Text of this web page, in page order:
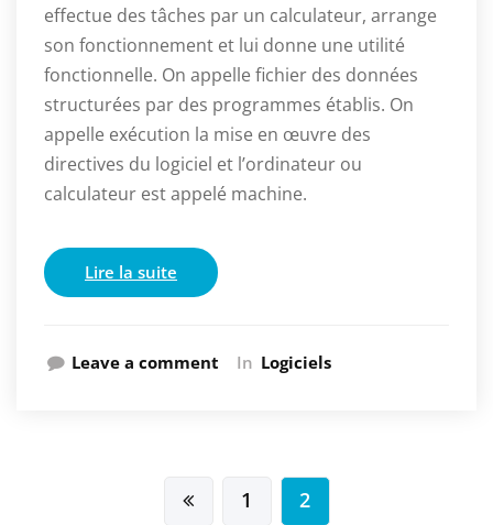
effectue des tâches par un calculateur, arrange
son fonctionnement et lui donne une utilité
fonctionnelle. On appelle fichier des données
structurées par des programmes établis. On
appelle exécution la mise en œuvre des
directives du logiciel et l’ordinateur ou
calculateur est appelé machine.
Lire la suite
Leave a comment In Logiciels
Navigation
1 2